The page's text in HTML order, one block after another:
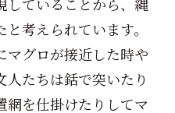
していることから、縄
考えられています。
マグロが接近した時や
たちは銛で突いたり
網を仕掛けたりしてマ